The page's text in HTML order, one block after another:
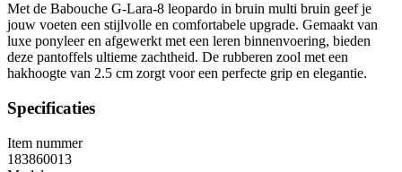
Met de Babouche G-Lara-8 leopardo in bruin multi bruin geef je
jouw voeten een stijlvolle en comfortabele upgrade. Gemaakt van
luxe ponyleer en afgewerkt met een leren binnenvoering, bieden
deze pantoffels ultieme zachtheid. De rubberen zool met een
hakhoogte van 2.5 cm zorgt voor een perfecte grip en elegantie.
Specificaties
Item nummer
183860013